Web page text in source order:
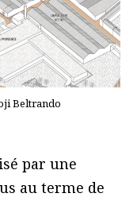
Beltrando
par une
au terme de